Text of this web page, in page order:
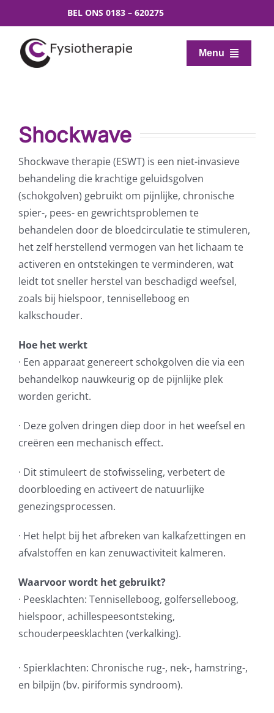
naar
inhoud
BEL ONS 0183 – 620275
Menu
Specialisaties
Beweeg je Fit
Praktische informatie
Shockwave
Shockwave therapie (ESWT) is een niet-invasieve
behandeling die krachtige geluidsgolven
(schokgolven) gebruikt om pijnlijke, chronische
spier-, pees- en gewrichtsproblemen te
behandelen door de bloedcirculatie te stimuleren,
het zelf herstellend vermogen van het lichaam te
activeren en ontstekingen te verminderen, wat
leidt tot sneller herstel van beschadigd weefsel,
zoals bij hielspoor, tenniselleboog en
kalkschouder.
Hoe het werkt
· Een apparaat genereert schokgolven die via een
behandelkop nauwkeurig op de pijnlijke plek
worden gericht.
· Deze golven dringen diep door in het weefsel en
creëren een mechanisch effect.
· Dit stimuleert de stofwisseling, verbetert de
doorbloeding en activeert de natuurlijke
genezingsprocessen.
· Het helpt bij het afbreken van kalkafzettingen en
afvalstoffen en kan zenuwactiviteit kalmeren.
Waarvoor wordt het gebruikt?
· Peesklachten: Tenniselleboog, golferselleboog,
hielspoor, achillespeesontsteking,
schouderpeesklachten (verkalking).
· Spierklachten: Chronische rug-, nek-, hamstring-,
en bilpijn (bv. piriformis syndroom).